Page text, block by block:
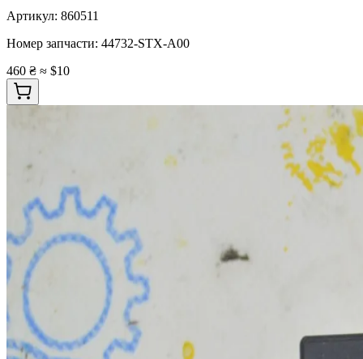
Артикул: 860511
Номер запчасти: 44732-STX-A00
460 ₴ ≈ $10